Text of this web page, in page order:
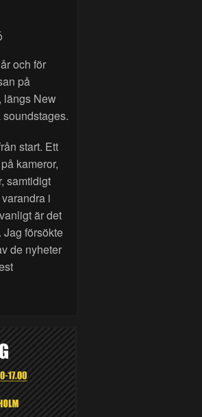
och för
på
längs New
start. Ett
kameror,
samtidigt
i
är det
försökte
de nyheter